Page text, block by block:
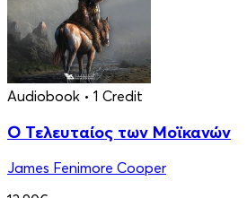
Audiobook • 1 Credit
Ο Τελευταίος των Μοϊκανών
James Fenimore Cooper